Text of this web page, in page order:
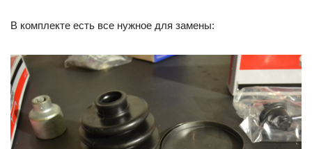
В комплекте есть все нужное для замены: